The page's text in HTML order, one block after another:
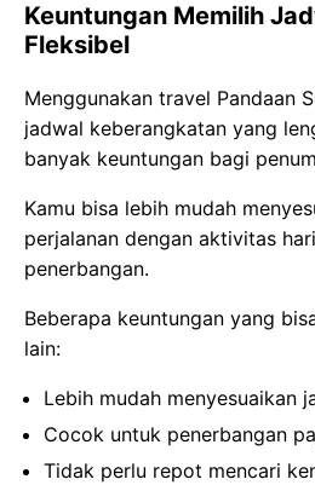
Keuntungan Memilih
Fleksibel
Menggunakan travel Pandaan
jadwal keberangkatan yang
banyak keuntungan bagi
Kamu bisa lebih mudah
perjalanan dengan aktivitas
penerbangan.
Beberapa keuntungan yang
lain:
Lebih mudah menyesuaikan
Cocok untuk penerbangan
Tidak perlu repot mencari